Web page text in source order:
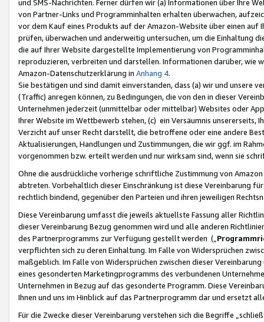
und SMS-Nachrichten. Ferner dürfen wir (a) Informationen über Ihre
von Partner-Links und Programminhalten erhalten überwachen,
vor dem Kauf eines Produkts auf der Amazon-Website über einen
prüfen, überwachen und anderweitig untersuchen, um die Einhaltung
die auf Ihrer Website dargestellte Implementierung von
reproduzieren, verbreiten und darstellen. Informationen darüber, wie
Amazon-Datenschutzerklärung in Anhang 4.
Sie bestätigen und sind damit einverstanden, dass (a) wir und
(Traffic) anregen können, zu Bedingungen, die von den in dieser
Unternehmen jederzeit (unmittelbar oder mittelbar) Websites oder
Ihrer Website im Wettbewerb stehen, (c) ein Versäumnis unsererseits,
Verzicht auf unser Recht darstellt, die betroffene oder eine andere
Aktualisierungen, Handlungen und Zustimmungen, die wir ggf. im
vorgenommen bzw. erteilt werden und nur wirksam sind, wenn sie
Ohne die ausdrückliche vorherige schriftliche Zustimmung von
abtreten. Vorbehaltlich dieser Einschränkung ist diese Vereinbarung
rechtlich bindend, gegenüber den Parteien und ihren jeweiligen
Diese Vereinbarung umfasst die jeweils aktuellste Fassung aller
dieser Vereinbarung Bezug genommen wird und alle anderen
des Partnerprogramms zur Verfügung gestellt werden („
verpflichten sich zu deren Einhaltung. Im Falle von Widersprüchen
maßgeblich. Im Falle von Widersprüchen zwischen dieser
eines gesonderten Marketingprogramms des verbundenen
Unternehmen in Bezug auf das gesonderte Programm. Diese
Ihnen und uns im Hinblick auf das Partnerprogramm dar und ersetzt
Für die Zwecke dieser Vereinbarung verstehen sich die Begriffe